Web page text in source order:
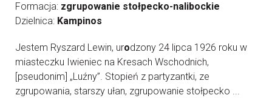
Formacja: zgrupowanie stołpecko-nalibockie
Dzielnica: Kampinos
Jestem Ryszard Lewin, urodzony 24 lipca 1926 roku w
miasteczku Iwieniec na Kresach Wschodnich,
[pseudonim] „Luźny”. Stopień z partyzantki, ze
zgrupowania, starszy ułan, zgrupowanie stołpecko ...